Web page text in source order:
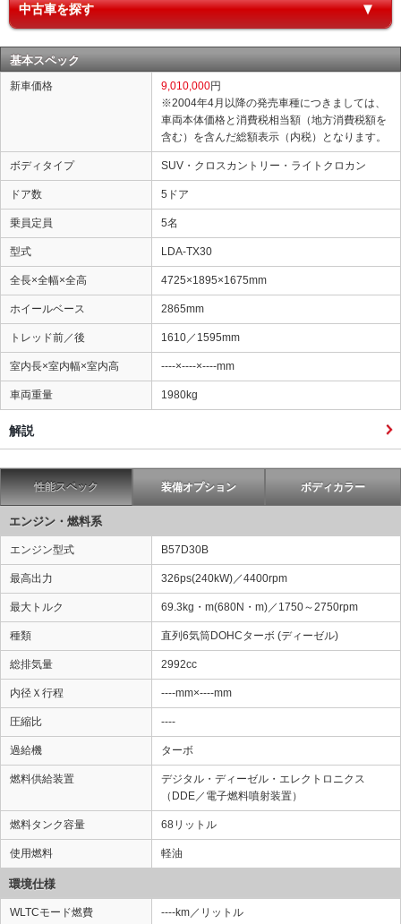
中古車を探す
基本スペック
新車価格 9,010,000円
※2004年4月以降の発売車種につきましては、
車両本体価格と消費税相当額（地方消費税額を
含む）を含んだ総額表示（内税）となります。
ボディタイプ SUV・クロスカントリー・ライトクロカン
ドア数 5ドア
乗員定員 5名
型式 LDA-TX30
全長×全幅×全高 4725×1895×1675mm
ホイールベース 2865mm
トレッド前／後 1610／1595mm
室内長×室内幅×室内高 ----×----×----mm
車両重量 1980kg
解説
性能スペック 装備オプション ボディカラー
エンジン・燃料系
エンジン型式 B57D30B
最高出力 326ps(240kW)／4400rpm
最大トルク 69.3kg・m(680N・m)／1750～2750rpm
種類 直列6気筒DOHCターボ (ディーゼル)
総排気量 2992cc
内径Ｘ行程 ----mm×----mm
圧縮比 ----
過給機 ターボ
燃料供給装置
デジタル・ディーゼル・エレクトロニクス
（DDE／電子燃料噴射装置）
燃料タンク容量 68リットル
使用燃料 軽油
環境仕様
WLTCモード燃費 ----km／リットル